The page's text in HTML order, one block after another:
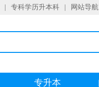
专科学历升本科 网站导航
专升本